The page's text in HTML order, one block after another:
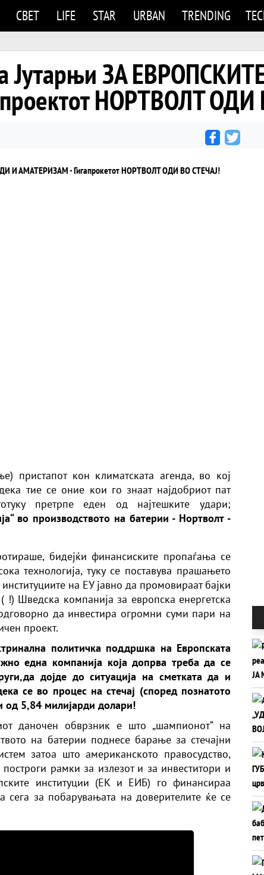
СВЕТ LIFE STAR URBAN TRENDING
Јутарњи ЗА
НОРТВОЛТ ОДИ
пристапот кон климатската агенда, во кој
тие се оние кои го знаат најдобриот пат
претрпе еден од најтешките удари;
во производството на батерии - Нортволт -
бидејќи финансиските пропаѓања се
технологија, туку се поставува прашањето
на ЕУ јавно да промовираат бајки
!) Шведска компанија за европска енергетска
да инвестира огромни суми пари на
проект.
политичка поддршка на Европската
една компанија која допрва треба да се
дојде до ситуација на сметката да и
се во процес на стечај (според познатото
од 5,84 милијарди долари!
даночен обврзник е што „шампионот“ на
на батерии поднесе барање за стечајни
затоа што американското правосудство,
рамки за излезот и за инвеститори и
институции (ЕК и ЕИБ) го финансираа
сега за побарувањата на доверителите ќе се